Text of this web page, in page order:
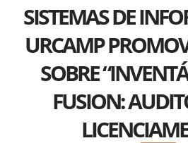
SISTEMAS DE
URCAMP
SOBRE
FUSION: